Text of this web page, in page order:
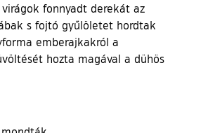
fonnyadt derekát az
s fojtó gyűlöletet hordtak
emberajkakról a
hozta magával a dühös